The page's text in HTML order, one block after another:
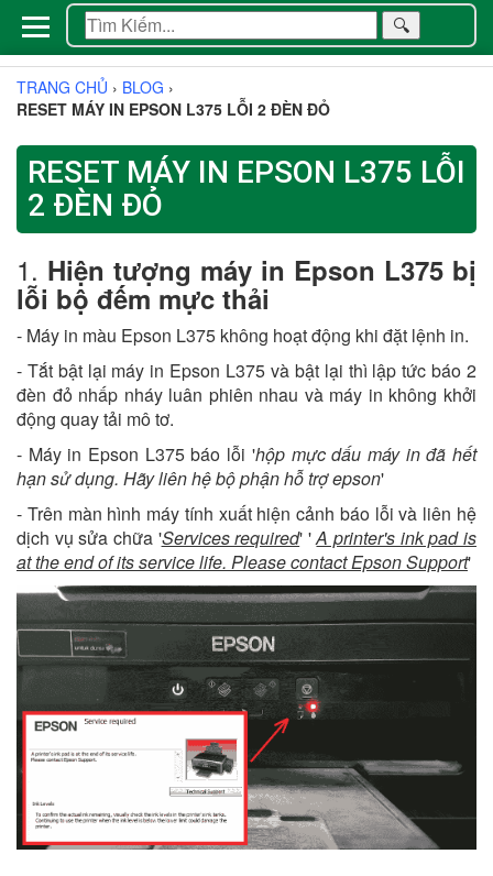
🔍
TRANG CHỦ › BLOG ›
RESET MÁY IN EPSON L375 LỖI 2 ĐÈN ĐỎ
RESET MÁY IN EPSON L375 LỖI
2 ĐÈN ĐỎ
1. Hiện tượng máy in Epson L375 bị
lỗi bộ đếm mực thải
- Máy in màu Epson L375 không hoạt động khi đặt lệnh in.
- Tắt bật lại máy in Epson L375 và bật lại thì lập tức báo 2
đèn đỏ nhấp nháy luân phiên nhau và máy in không khởi
động quay tải mô tơ.
- Máy in Epson L375 báo lỗi 'hộp mực dấu máy in đã hết
hạn sử dụng. Hãy liên hệ bộ phận hỗ trợ epson'
- Trên màn hình máy tính xuất hiện cảnh báo lỗi và liên hệ
dịch vụ sửa chữa 'Services required' 'A printer's ink pad is
at the end of its service life. Please contact Epson Support'